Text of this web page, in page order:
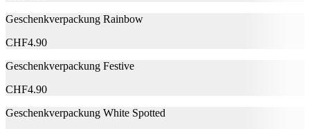
Gefahrenhinweise
Atemwege tödlich sein., H318:
langfristiger Wirkung.
Geschenkverpackung Rainbow
CHF4.90
Geschenkverpackung Festive
CHF4.90
Geschenkverpackung White Spotted